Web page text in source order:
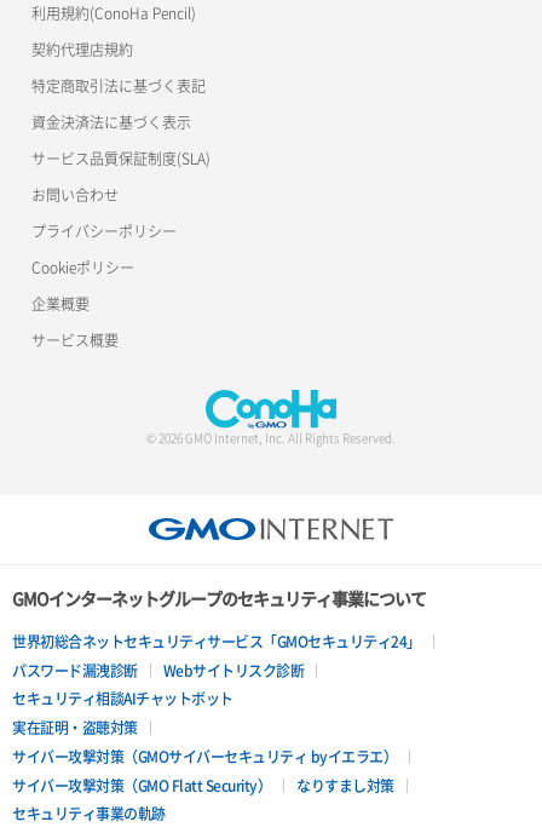
利用規約(ConoHa Pencil)
契約代理店規約
特定商取引法に基づく表記
資金決済法に基づく表示
サービス品質保証制度(SLA)
お問い合わせ
プライバシーポリシー
Cookieポリシー
企業概要
サービス概要
© 2026 GMO Internet, Inc. All Rights Reserved.
GMOインターネットグループのセキュリティ事業について
世界初総合ネットセキュリティサービス「GMOセキュリティ24」
パスワード漏洩診断
Webサイトリスク診断
セキュリティ相談AIチャットボット
実在証明・盗聴対策
サイバー攻撃対策（GMOサイバーセキュリティ byイエラエ）
サイバー攻撃対策（GMO Flatt Security）
なりすまし対策
セキュリティ事業の軌跡